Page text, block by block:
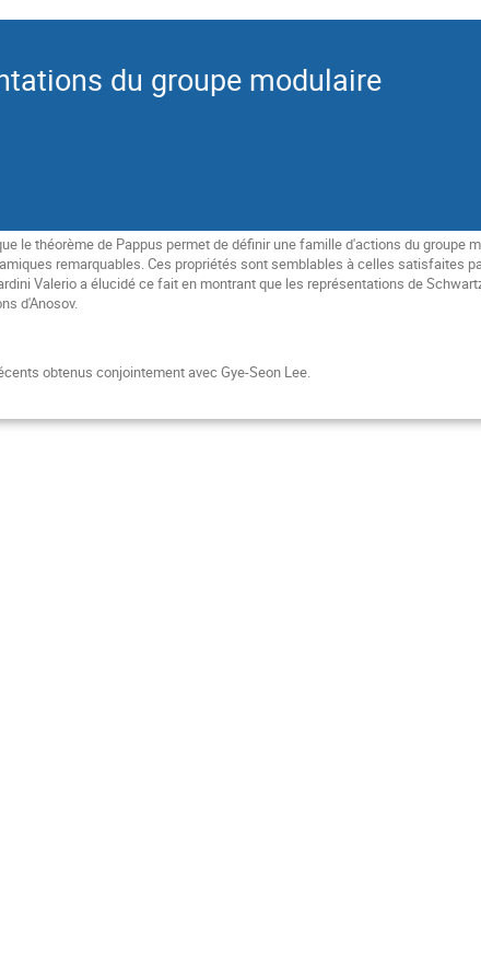
du groupe modulaire
le théorème de Pappus permet de définir une famille d'actions du groupe
remarquables. Ces propriétés sont semblables à celles satisfaites
Valerio a élucidé ce fait en montrant que les représentations de
d'Anosov.
obtenus conjointement avec Gye-Seon Lee.